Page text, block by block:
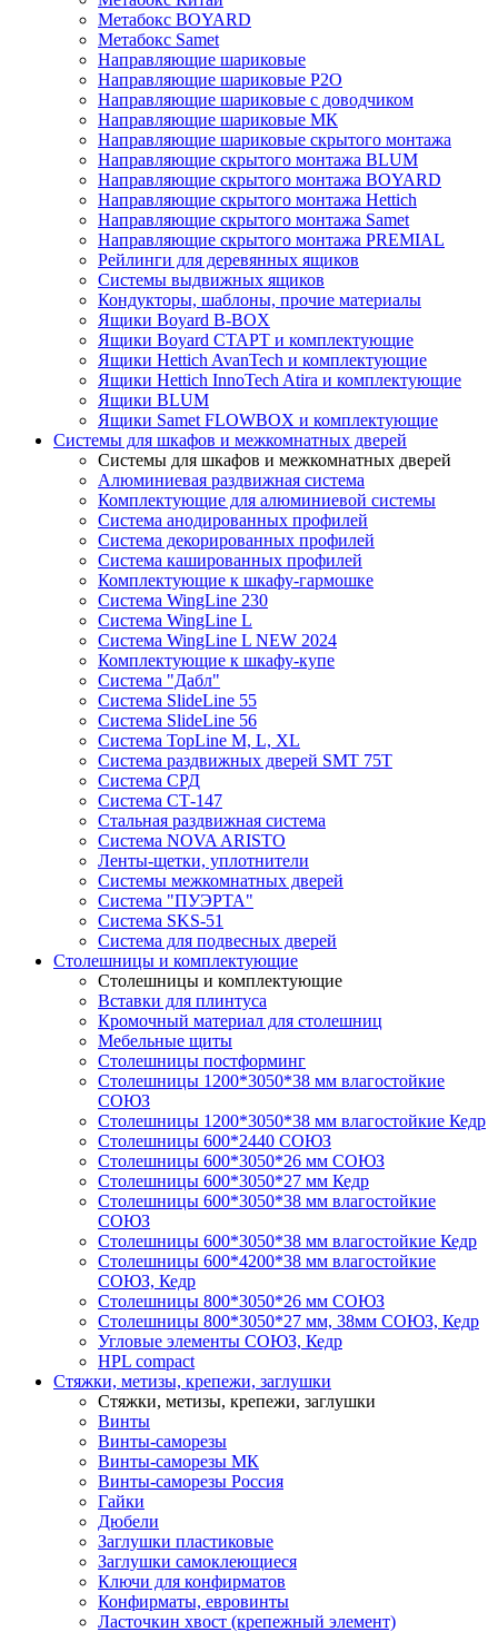
Метабокс BOYARD
Метабокс Samet
Направляющие шариковые
Направляющие шариковые P2O
Направляющие шариковые с доводчиком
Направляющие шариковые МК
Направляющие шариковые скрытого монтажа
Направляющие скрытого монтажа BLUM
Направляющие скрытого монтажа BOYARD
Направляющие скрытого монтажа Hettich
Направляющие скрытого монтажа Samet
Направляющие скрытого монтажа PREMIAL
Рейлинги для деревянных ящиков
Системы выдвижных ящиков
Кондукторы, шаблоны, прочие материалы
Ящики Boyard B-BOX
Ящики Boyard СТАРТ и комплектующие
Ящики Hettich AvanTech и комплектующие
Ящики Hettich InnoTech Atira и комплектующие
Ящики BLUM
Ящики Samet FLOWBOX и комплектующие
Системы для шкафов и межкомнатных дверей
Системы для шкафов и межкомнатных дверей
Алюминиевая раздвижная система
Комплектующие для алюминиевой системы
Система анодированных профилей
Система декорированных профилей
Система кашированных профилей
Комплектующие к шкафу-гармошке
Система WingLine 230
Система WingLine L
Система WingLine L NEW 2024
Комплектующие к шкафу-купе
Система "Дабл"
Система SlideLine 55
Система SlideLine 56
Система TopLine M, L, XL
Система раздвижных дверей SMT 75T
Система СРД
Система СТ-147
Стальная раздвижная система
Система NOVA ARISTO
Ленты-щетки, уплотнители
Системы межкомнатных дверей
Система "ПУЭРТА"
Система SKS-51
Система для подвесных дверей
Столешницы и комплектующие
Столешницы и комплектующие
Вставки для плинтуса
Кромочный материал для столешниц
Мебельные щиты
Столешницы постформинг
Столешницы 1200*3050*38 мм влагостойкие
СОЮЗ
Столешницы 1200*3050*38 мм влагостойкие Кедр
Столешницы 600*2440 СОЮЗ
Столешницы 600*3050*26 мм СОЮЗ
Столешницы 600*3050*27 мм Кедр
Столешницы 600*3050*38 мм влагостойкие
СОЮЗ
Столешницы 600*3050*38 мм влагостойкие Кедр
Столешницы 600*4200*38 мм влагостойкие
СОЮЗ, Кедр
Столешницы 800*3050*26 мм СОЮЗ
Столешницы 800*3050*27 мм, 38мм СОЮЗ, Кедр
Угловые элементы СОЮЗ, Кедр
HPL compact
Стяжки, метизы, крепежи, заглушки
Стяжки, метизы, крепежи, заглушки
Винты
Винты-саморезы
Винты-саморезы МК
Винты-саморезы Россия
Гайки
Дюбели
Заглушки пластиковые
Заглушки самоклеющиеся
Ключи для конфирматов
Конфирматы, евровинты
Ласточкин хвост (крепежный элемент)